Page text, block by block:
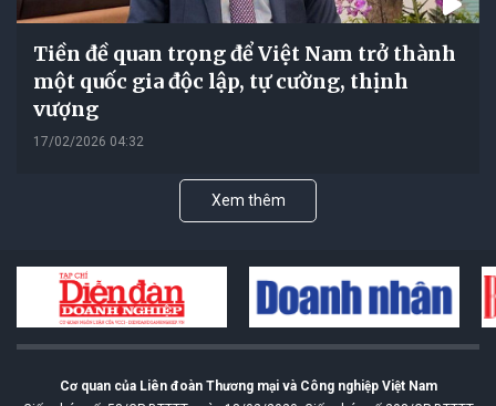
Tiền đề quan trọng để Việt Nam trở thành
một quốc gia độc lập, tự cường, thịnh
vượng
17/02/2026 04:32
Xem thêm
Cơ quan của Liên đoàn Thương mại và Công nghiệp Việt Nam